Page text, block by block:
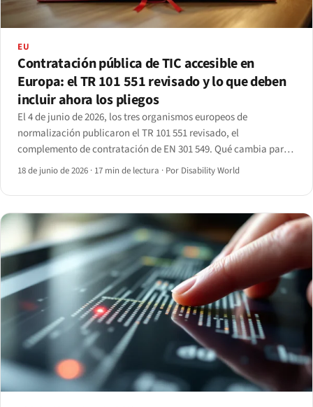
EU
Contratación pública de TIC accesible en
Europa: el TR 101 551 revisado y lo que deben
incluir ahora los pliegos
El 4 de junio de 2026, los tres organismos europeos de
normalización publicaron el TR 101 551 revisado, el
complemento de contratación de EN 301 549. Qué cambia para
las entidades contratantes y los proveedores que concurren a
18 de junio de 2026 · 17 min de lectura · Por Disability World